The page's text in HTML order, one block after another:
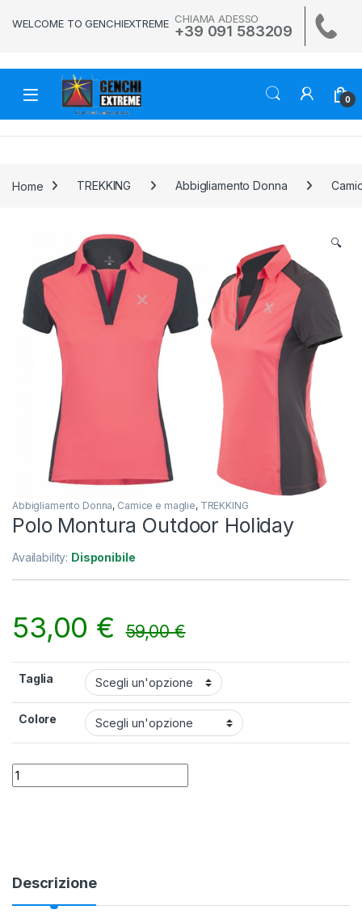
WELCOME TO GENCHIEXTREME CHIAMA ADESSO
+39 091 583209
0
Home TREKKING Abbigliamento Donna
🔍
Abbigliamento Donna, Camice e maglie, TREKKING
Polo Montura Outdoor Holiday
Availability: Disponibile
53,00 € 59,00€
Taglia
Colore
Polo Montura Outdoor Holiday quantity
Descrizione